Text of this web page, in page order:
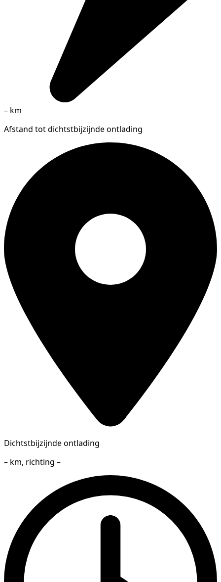
– km
Afstand tot dichtstbijzijnde ontlading
Dichtstbijzijnde ontlading
– km, richting –